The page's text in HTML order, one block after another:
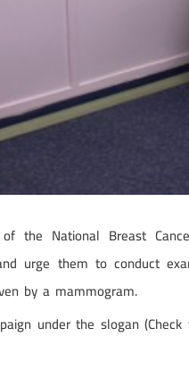
the National Breast
urge them to conduct
by a mammogram.
under the slogan